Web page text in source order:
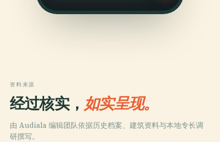
资料来源
经过核实， 如实呈现。
由 Audiala 编辑团队依据历史档案、建筑资料与本地专长调
研撰写。